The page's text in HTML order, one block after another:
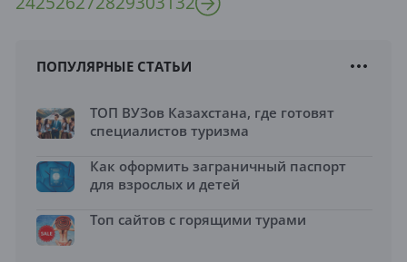
ПОПУЛЯРНЫЕ СТАТЬИ
ТОП ВУЗов Казахстана, где готовят
специалистов туризма
Как оформить заграничный паспорт
для взрослых и детей
Топ сайтов с горящими турами